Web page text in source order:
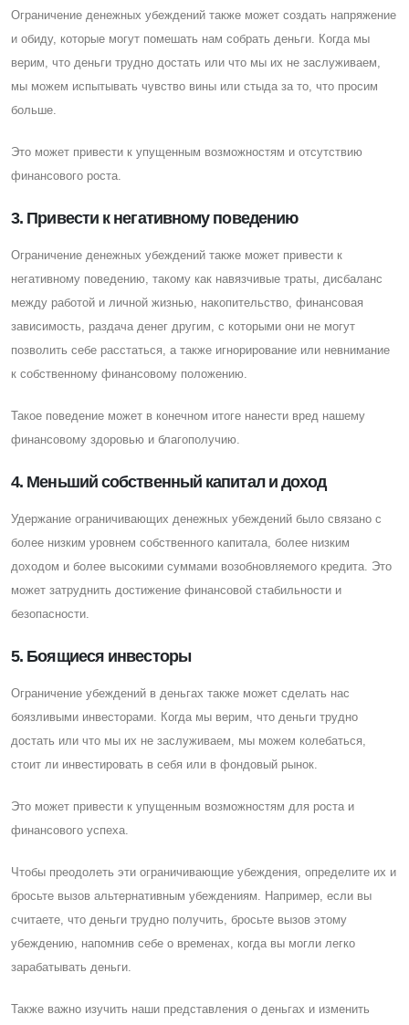
Ограничение денежных убеждений также может создать напряжение
и обиду, которые могут помешать нам собрать деньги. Когда мы
верим, что деньги трудно достать или что мы их не заслуживаем,
мы можем испытывать чувство вины или стыда за то, что просим
больше.
Это может привести к упущенным возможностям и отсутствию
финансового роста.
3. Привести к негативному поведению
Ограничение денежных убеждений также может привести к
негативному поведению, такому как навязчивые траты, дисбаланс
между работой и личной жизнью, накопительство, финансовая
зависимость, раздача денег другим, с которыми они не могут
позволить себе расстаться, а также игнорирование или невнимание
к собственному финансовому положению.
Такое поведение может в конечном итоге нанести вред нашему
финансовому здоровью и благополучию.
4. Меньший собственный капитал и доход
Удержание ограничивающих денежных убеждений было связано с
более низким уровнем собственного капитала, более низким
доходом и более высокими суммами возобновляемого кредита. Это
может затруднить достижение финансовой стабильности и
безопасности.
5. Боящиеся инвесторы
Ограничение убеждений в деньгах также может сделать нас
боязливыми инвесторами. Когда мы верим, что деньги трудно
достать или что мы их не заслуживаем, мы можем колебаться,
стоит ли инвестировать в себя или в фондовый рынок.
Это может привести к упущенным возможностям для роста и
финансового успеха.
Чтобы преодолеть эти ограничивающие убеждения, определите их и
бросьте вызов альтернативным убеждениям. Например, если вы
считаете, что деньги трудно получить, бросьте вызов этому
убеждению, напомнив себе о временах, когда вы могли легко
зарабатывать деньги.
Также важно изучить наши представления о деньгах и изменить